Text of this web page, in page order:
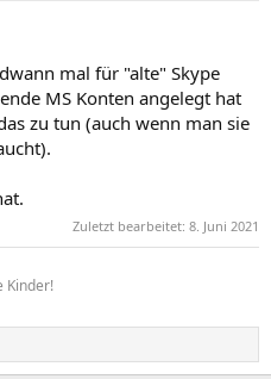
mal für "alte" Skype
MS Konten angelegt hat
zu tun (auch wenn man sie
Zuletzt bearbeitet: 8. Juni 2021
Kinder!